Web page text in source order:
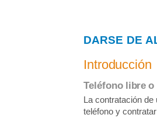
DARSE DE
Introducción
Teléfono libre
La contratación
teléfono y